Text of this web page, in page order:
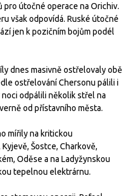
útočné operace na Orichiv.
však odpovídá. Ruské útočné
jen k pozičním bojům podél
dnes masivně ostřelovaly obě
ostřelování Chersonu pálili i
noci odpálili několik střel na
od přístavního města.
mířily na kritickou
Šostce, Charkově,
Oděse a na Ladyžynskou
tepelnou elektrárnu.